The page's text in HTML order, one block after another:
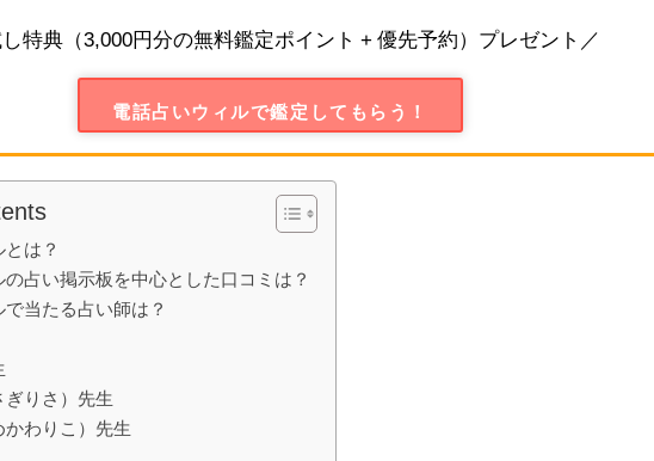
特典（3,000円分の無料鑑定ポイント + 優先予約）プレゼント／
電話占いウィルで鑑定してもらう！
は？
占い掲示板を中心とした口コミは？
当たる占い師は？
ぎりさ）先生
かわりこ）先生